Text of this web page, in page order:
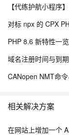
对标 npx 的 CPX
PHP 8.6 新特性一览
域名注册时间与到
CANopen NMT命
相关解决方案
在网站上增加一个